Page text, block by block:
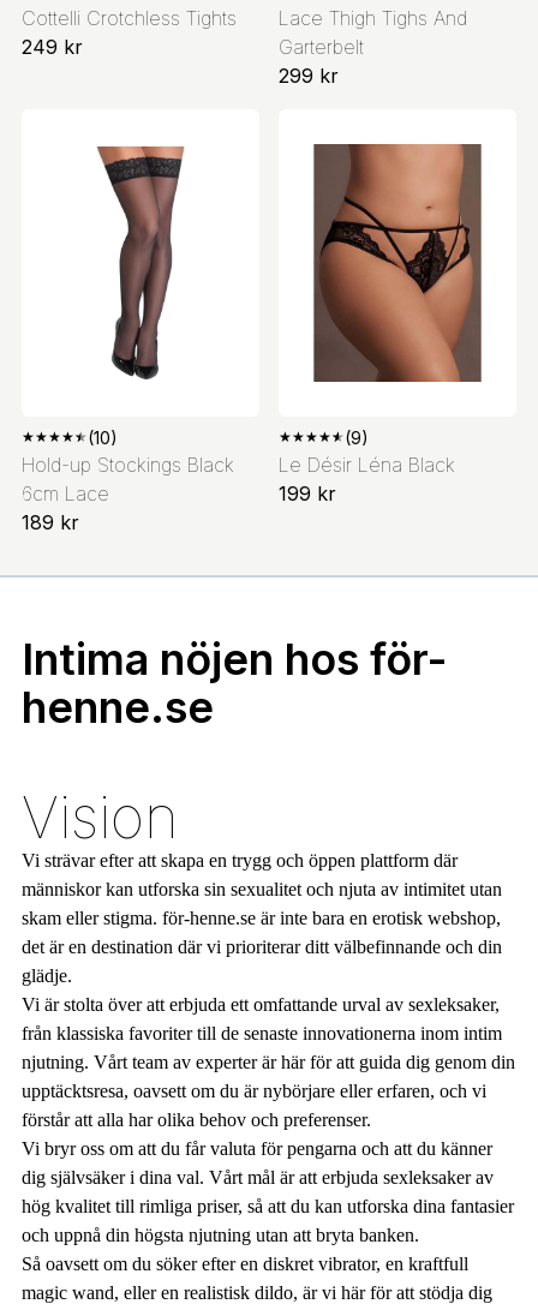
Cottelli Crotchless Tights
249 kr
Lace Thigh Tighs And
Garterbelt
299 kr
★★★★★(10)
Hold-up Stockings Black
6cm Lace
189 kr
★★★★★(9)
Le Désir Léna Black
199 kr
Intima nöjen hos för-
henne.se
Vision
Vi strävar efter att skapa en trygg och öppen plattform där
människor kan utforska sin sexualitet och njuta av intimitet utan
skam eller stigma. för-henne.se är inte bara en erotisk webshop,
det är en destination där vi prioriterar ditt välbefinnande och din
glädje.
Vi är stolta över att erbjuda ett omfattande urval av sexleksaker,
från klassiska favoriter till de senaste innovationerna inom intim
njutning. Vårt team av experter är här för att guida dig genom din
upptäcktsresa, oavsett om du är nybörjare eller erfaren, och vi
förstår att alla har olika behov och preferenser.
Vi bryr oss om att du får valuta för pengarna och att du känner
dig självsäker i dina val. Vårt mål är att erbjuda sexleksaker av
hög kvalitet till rimliga priser, så att du kan utforska dina fantasier
och uppnå din högsta njutning utan att bryta banken.
Så oavsett om du söker efter en diskret vibrator, en kraftfull
magic wand, eller en realistisk dildo, är vi här för att stödja dig